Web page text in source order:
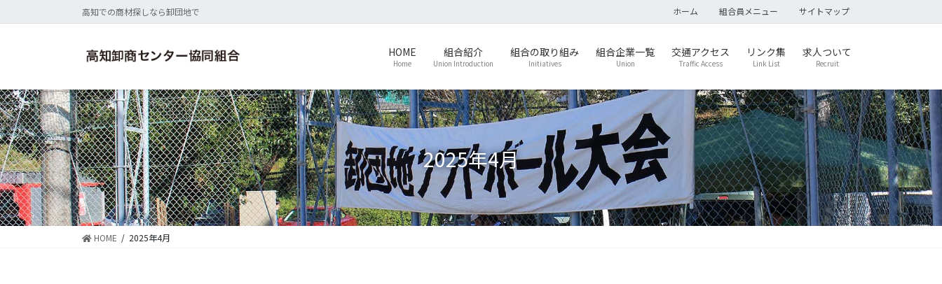
ン
に
移
動
ビ
ョ
ン
に
移
動
高知での商材探しなら卸団地で ホーム 組合員メニュー サイトマップ
HOME
Home
組合紹介
Union Introduction
組合の取り組み
Initiatives
組合企業一覧
Union
交通アクセス
Traffic Access
リンク集
Link List
求人ついて
Recruit
2025年4月
HOME 2025年4月